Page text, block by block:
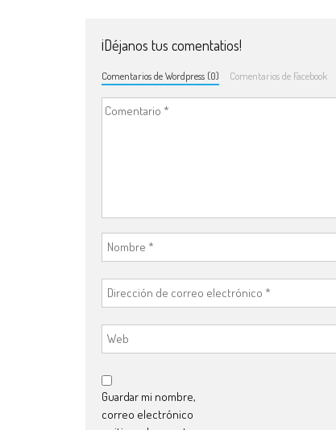
¡Déjanos tus comentatios!
Comentarios de Wordpress (0) Comentarios de Facebook
Guardar mi nombre,
correo electrónico